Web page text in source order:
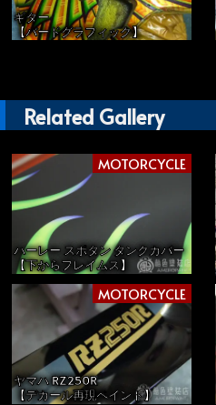
ギター
【バードグラフィック】
Related Gallery
MOTORCYCLE
ハーレー スポタン タンクカバー
【下からフレイムス】
MOTORCYCLE
ヤマハ RZ250R
【デカール再現ペイント】